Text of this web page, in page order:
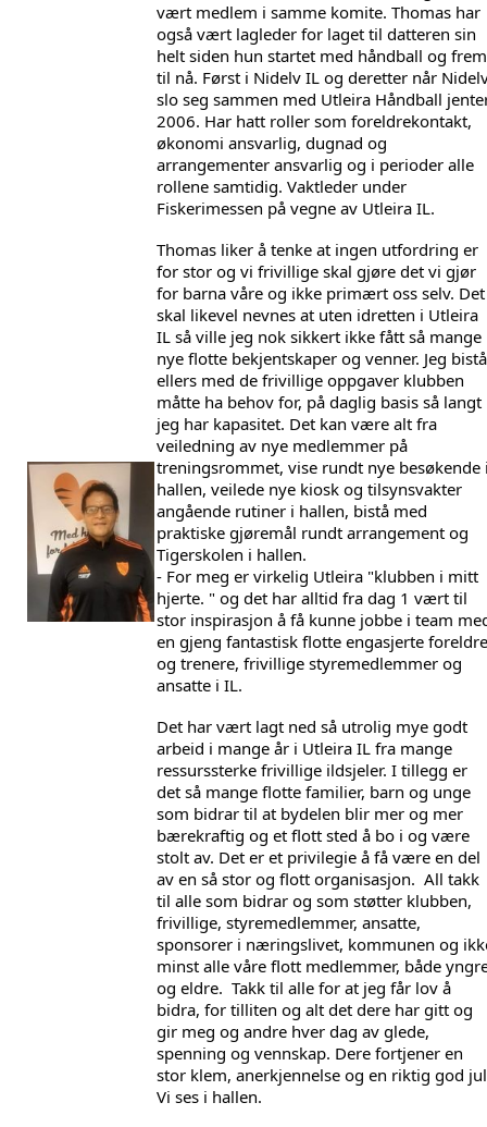
vært medlem i samme komite. Thomas har
også vært lagleder for laget til datteren sin
helt siden hun startet med håndball og frem
til nå. Først i Nidelv IL og deretter når
slo seg sammen med Utleira Håndball
2006. Har hatt roller som foreldrekontakt,
økonomi ansvarlig, dugnad og
arrangementer ansvarlig og i perioder alle
rollene samtidig. Vaktleder under
Fiskerimessen på vegne av Utleira IL.
Thomas liker å tenke at ingen utfordring er
for stor og vi frivillige skal gjøre det vi gjør
for barna våre og ikke primært oss selv. Det
skal likevel nevnes at uten idretten i Utleira
IL så ville jeg nok sikkert ikke fått så mange
nye flotte bekjentskaper og venner. Jeg
ellers med de frivillige oppgaver klubben
måtte ha behov for, på daglig basis så langt
jeg har kapasitet. Det kan være alt fra
veiledning av nye medlemmer på
treningsrommet, vise rundt nye besøkende
hallen, veilede nye kiosk og tilsynsvakter
angående rutiner i hallen, bistå med
praktiske gjøremål rundt arrangement og
Tigerskolen i hallen.
- For meg er virkelig Utleira "klubben i mitt
hjerte. " og det har alltid fra dag 1 vært til
stor inspirasjon å få kunne jobbe i team
en gjeng fantastisk flotte engasjerte foreldre
og trenere, frivillige styremedlemmer og
ansatte i IL.
Det har vært lagt ned så utrolig mye godt
arbeid i mange år i Utleira IL fra mange
ressurssterke frivillige ildsjeler. I tillegg er
det så mange flotte familier, barn og unge
som bidrar til at bydelen blir mer og mer
bærekraftig og et flott sted å bo i og være
stolt av. Det er et privilegie å få være en del
av en så stor og flott organisasjon.  All takk
til alle som bidrar og som støtter klubben,
frivillige, styremedlemmer, ansatte,
sponsorer i næringslivet, kommunen og
minst alle våre flott medlemmer, både
og eldre.  Takk til alle for at jeg får lov å
bidra, for tilliten og alt det dere har gitt og
gir meg og andre hver dag av glede,
spenning og vennskap. Dere fortjener en
stor klem, anerkjennelse og en riktig god
Vi ses i hallen.